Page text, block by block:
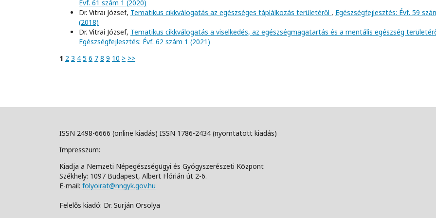
Évf. 61 szám 1 (2020)
Dr. Vitrai József, Tematikus cikkválogatás az egészséges táplálkozás területéről , Egészségfejlesztés: Évf. 59
(2018)
Dr. Vitrai József, Tematikus cikkválogatás a viselkedés, az egészségmagatartás és a mentális egészség
Egészségfejlesztés: Évf. 62 szám 1 (2021)
1 2 3 4 5 6 7 8 9 10 > >>
ISSN 2498-6666 (online kiadás) ISSN 1786-2434 (nyomtatott kiadás)
Impresszum:
Kiadja a Nemzeti Népegészségügyi és Gyógyszerészeti Központ
Székhely: 1097 Budapest, Albert Flórián út 2-6.
E-mail: folyoirat@nngyk.gov.hu
Felelős kiadó: Dr. Surján Orsolya